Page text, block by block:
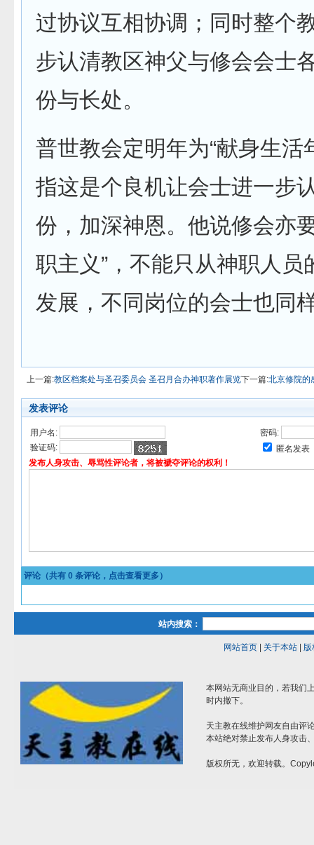
过协议互相协调；同时整个
步认清教区神父与修会会士
份与长处。
普世教会定明年为“献身生活
指这是个良机让会士进一步
份，加深神恩。他说修会亦
职主义”，不能只从神职人员
发展，不同岗位的会士也同
上一篇:教区档案处与圣召委员会 圣召月合办神职著作展览下一篇:北京修院的
发表评论
用户名:
密码:
验证码:
匿名发表
发布人身攻击、辱骂性评论者，将被褫夺评论的权利！
评论（共有 0 条评论，点击查看更多）
站内搜索：
网站首页| 关于本站| 版
本网站无商业目的，若我们
时内撤下。
天主教在线维护网友自由评
本站绝对禁止发布人身攻击
版权所无，欢迎转载。